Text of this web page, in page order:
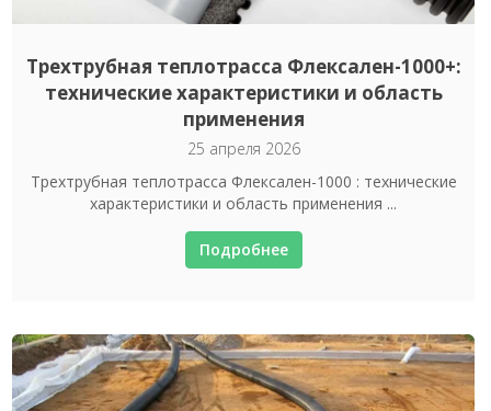
Трехтрубная теплотрасса Флексален-1000+:
технические характеристики и область
применения
25 апреля 2026
Трехтрубная теплотрасса Флексален-1000 : технические
характеристики и область применения ...
Подробнее